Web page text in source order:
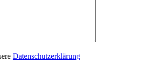
Datenschutzerklärung